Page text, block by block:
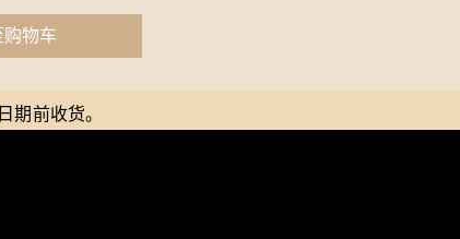
物车
期前收货。